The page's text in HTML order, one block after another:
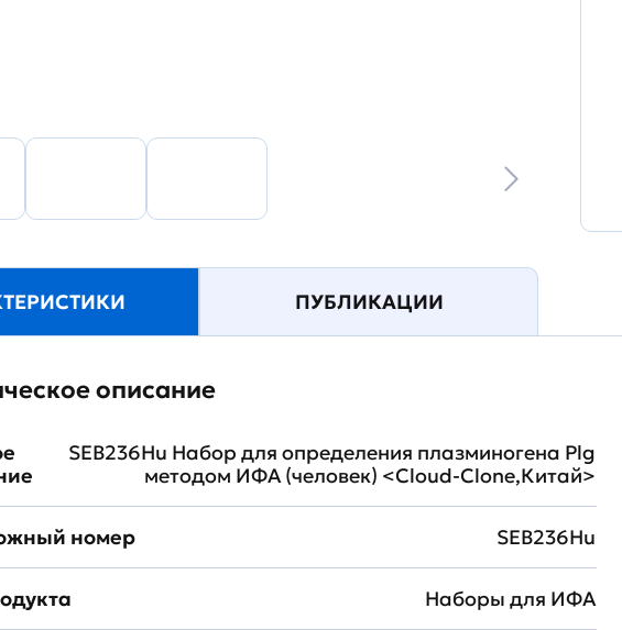
ПУБЛИКАЦИИ
описание
SEB236Hu Набор для определения плазминогена Plg
методом ИФА (человек) <Cloud-Clone,Китай>
номер SEB236Hu
Наборы для ИФА